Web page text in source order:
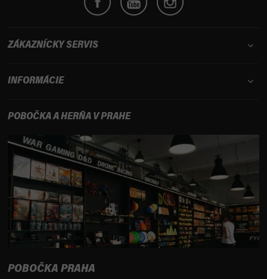
ZÁKAZNÍCKY SERVIS
INFORMÁCIE
POBOČKA A HERŇA V PRAHE
POBOČKA PRAHA